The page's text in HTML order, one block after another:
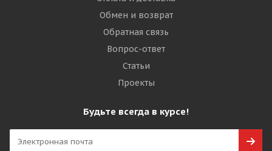
Обмен и возврат
Обратная связь
Вопрос-ответ
Статьи
Проекты
Будьте всегда в курсе!